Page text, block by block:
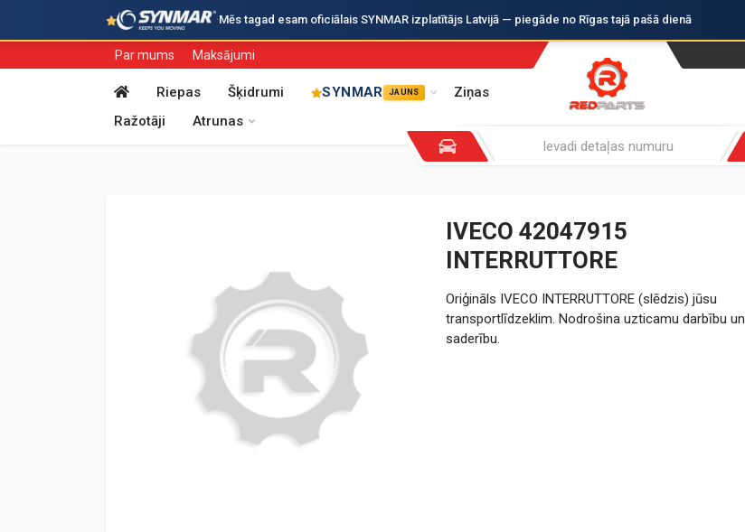
·Mēs tagad esam oficiālais SYNMAR izplatītājs Latvijā — piegāde no Rīgas tajā pašā dienā
Par mums Maksājumi
Riepas Šķidrumi SYNMAR JAUNS
Ziņas
Ražotāji
Atrunas
IVECO 42047915
INTERRUTTORE
Oriģināls IVECO INTERRUTTORE (slēdzis) jūsu
transportlīdzeklim. Nodrošina uzticamu darbību un
saderību.